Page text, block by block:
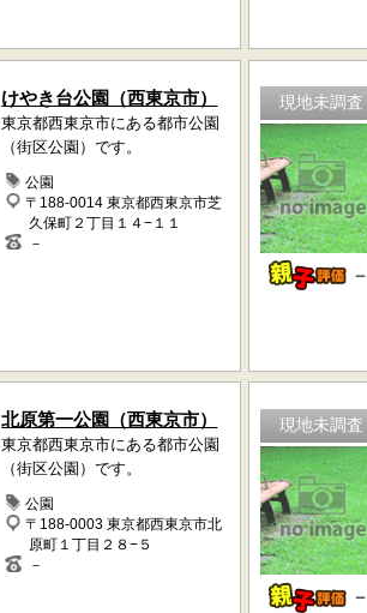
けやき台公園（西東京市）
東京都西東京市にある都市公園
（街区公園）です。
公園
〒188-0014 東京都西東京市芝
久保町２丁目１４−１１
－
現地未調査
－
北原第一公園（西東京市）
東京都西東京市にある都市公園
（街区公園）です。
公園
〒188-0003 東京都西東京市北
原町１丁目２８−５
－
現地未調査
－